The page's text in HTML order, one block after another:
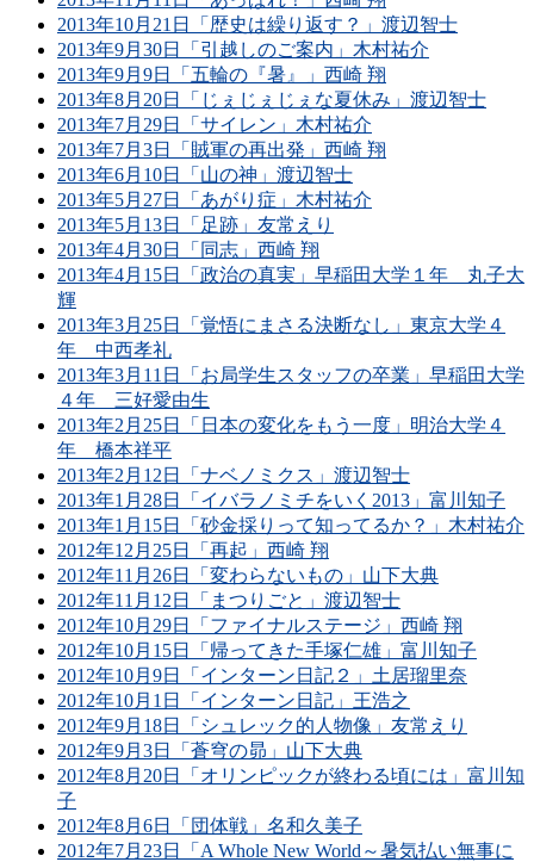
2013年10月21日「歴史は繰り返す？」渡辺智士
2013年9月30日「引越しのご案内」木村祐介
2013年9月9日「五輪の『暑』」西崎 翔
2013年8月20日「じぇじぇじぇな夏休み」渡辺智士
2013年7月29日「サイレン」木村祐介
2013年7月3日「賊軍の再出発」西崎 翔
2013年6月10日「山の神」渡辺智士
2013年5月27日「あがり症」木村祐介
2013年5月13日「足跡」友常えり
2013年4月30日「同志」西崎 翔
2013年4月15日「政治の真実」早稲田大学１年 丸子大
輝
2013年3月25日「覚悟にまさる決断なし」東京大学４
年 中西孝礼
2013年3月11日「お局学生スタッフの卒業」早稲田大学
４年 三好愛由生
2013年2月25日「日本の変化をもう一度」明治大学４
年 橋本祥平
2013年2月12日「ナベノミクス」渡辺智士
2013年1月28日「イバラノミチをいく2013」富川知子
2013年1月15日「砂金採りって知ってるか？」木村祐介
2012年12月25日「再起」西崎 翔
2012年11月26日「変わらないもの」山下大典
2012年11月12日「まつりごと」渡辺智士
2012年10月29日「ファイナルステージ」西崎 翔
2012年10月15日「帰ってきた手塚仁雄」富川知子
2012年10月9日「インターン日記２」土居瑠里奈
2012年10月1日「インターン日記」王浩之
2012年9月18日「シュレック的人物像」友常えり
2012年9月3日「蒼穹の昴」山下大典
2012年8月20日「オリンピックが終わる頃には」富川知
子
2012年8月6日「団体戦」名和久美子
2012年7月23日「A Whole New World～暑気払い無事に